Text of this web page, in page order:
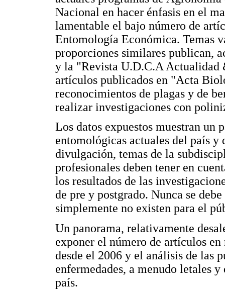
Nacional en hacer énfasis en el
lamentable el bajo número de
Entomología Económica. Temas
proporciones similares publican,
y la "Revista U.D.C.A
artículos publicados en "Acta
reconocimientos de plagas y de
realizar investigaciones con
Los datos expuestos muestran un
entomológicas actuales del país y
divulgación, temas de la
profesionales deben tener en
los resultados de las
de pre y postgrado. Nunca se
simplemente no existen para el
Un panorama, relativamente
exponer el número de artículos
desde el 2006 y el análisis de las
enfermedades, a menudo letales
país.